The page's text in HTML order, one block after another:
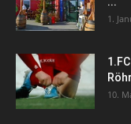
1.
10.